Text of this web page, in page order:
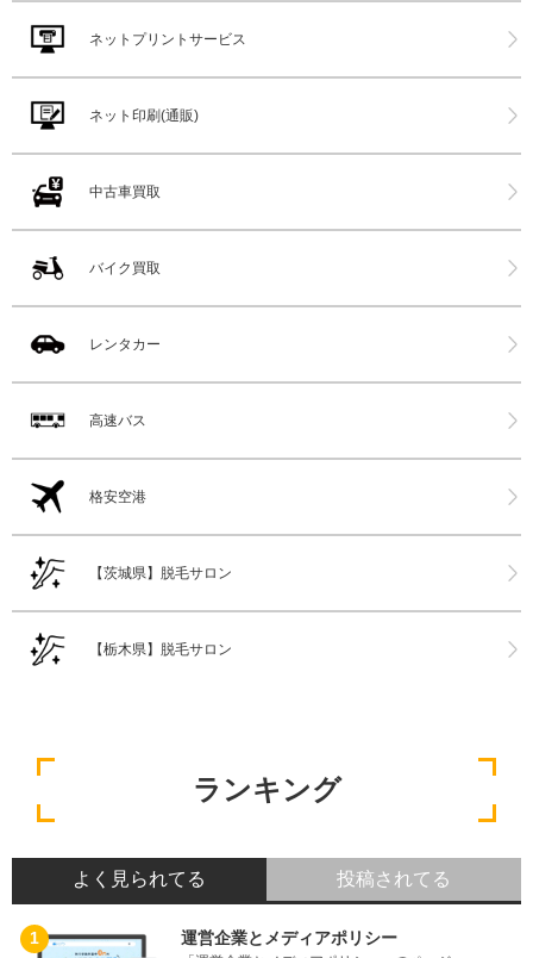
ネットプリントサービス
ネット印刷(通販)
中古車買取
バイク買取
レンタカー
高速バス
格安空港
【茨城県】脱毛サロン
【栃木県】脱毛サロン
ランキング
よく見られてる 投稿されてる
運営企業とメディアポリシー